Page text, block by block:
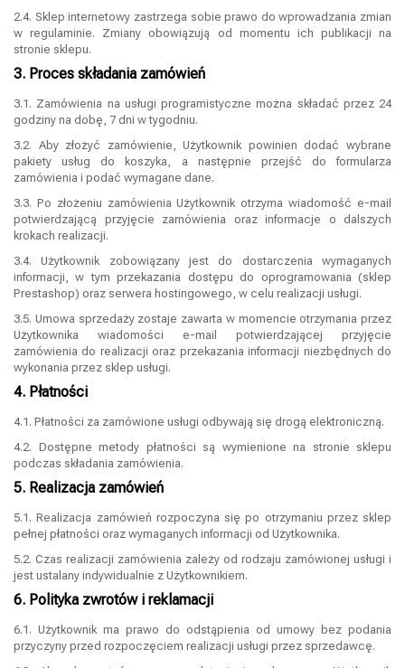
2.4. Sklep internetowy zastrzega sobie prawo do wprowadzania zmian
w regulaminie. Zmiany obowiązują od momentu ich publikacji na
stronie sklepu.
3. Proces składania zamówień
3.1. Zamówienia na usługi programistyczne można składać przez 24
godziny na dobę, 7 dni w tygodniu.
3.2. Aby złożyć zamówienie, Użytkownik powinien dodać wybrane
pakiety usług do koszyka, a następnie przejść do formularza
zamówienia i podać wymagane dane.
3.3. Po złożeniu zamówienia Użytkownik otrzyma wiadomość e-mail
potwierdzającą przyjęcie zamówienia oraz informacje o dalszych
krokach realizacji.
3.4. Użytkownik zobowiązany jest do dostarczenia wymaganych
informacji, w tym przekazania dostępu do oprogramowania (sklep
Prestashop) oraz serwera hostingowego, w celu realizacji usługi.
3.5. Umowa sprzedaży zostaje zawarta w momencie otrzymania przez
Użytkownika wiadomości e-mail potwierdzającej przyjęcie
zamówienia do realizacji oraz przekazania informacji niezbędnych do
wykonania przez sklep usługi.
4. Płatności
4.1. Płatności za zamówione usługi odbywają się drogą elektroniczną.
4.2. Dostępne metody płatności są wymienione na stronie sklepu
podczas składania zamówienia.
5. Realizacja zamówień
5.1. Realizacja zamówień rozpoczyna się po otrzymaniu przez sklep
pełnej płatności oraz wymaganych informacji od Użytkownika.
5.2. Czas realizacji zamówienia zależy od rodzaju zamówionej usługi i
jest ustalany indywidualnie z Użytkownikiem.
6. Polityka zwrotów i reklamacji
6.1. Użytkownik ma prawo do odstąpienia od umowy bez podania
przyczyny przed rozpoczęciem realizacji usługi przez sprzedawcę.